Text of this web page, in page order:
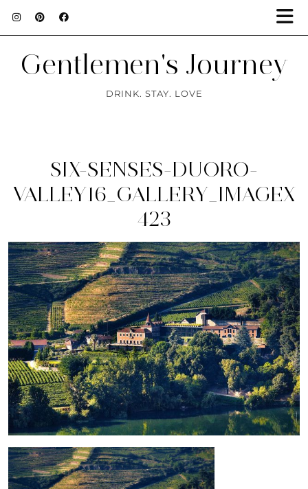
Gentlemen's Journey
DRINK. STAY. LOVE
SIX-SENSES-DUORO-
VALLEY16_GALLERY_IMAGEX
423